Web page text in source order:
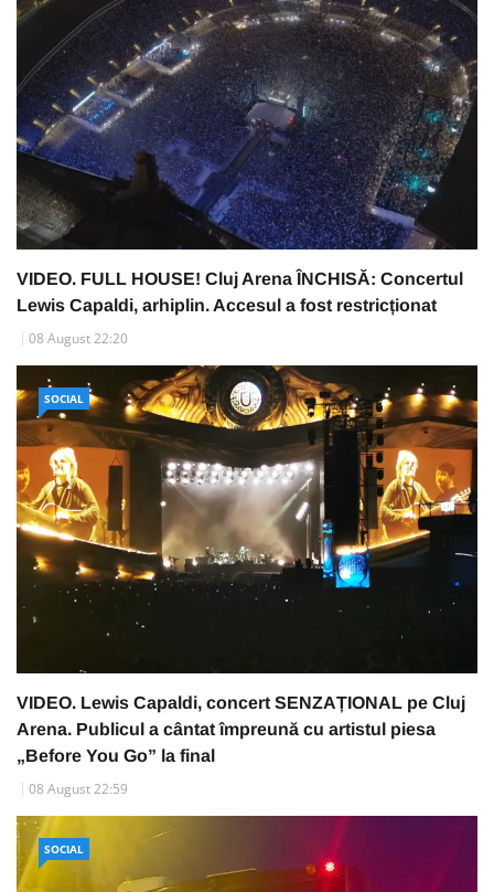
VIDEO. FULL HOUSE! Cluj Arena ÎNCHISĂ: Concertul
Lewis Capaldi, arhiplin. Accesul a fost restricționat
08 August 22:20
SOCIAL
VIDEO. Lewis Capaldi, concert SENZAȚIONAL pe Cluj
Arena. Publicul a cântat împreună cu artistul piesa
„Before You Go” la final
08 August 22:59
SOCIAL